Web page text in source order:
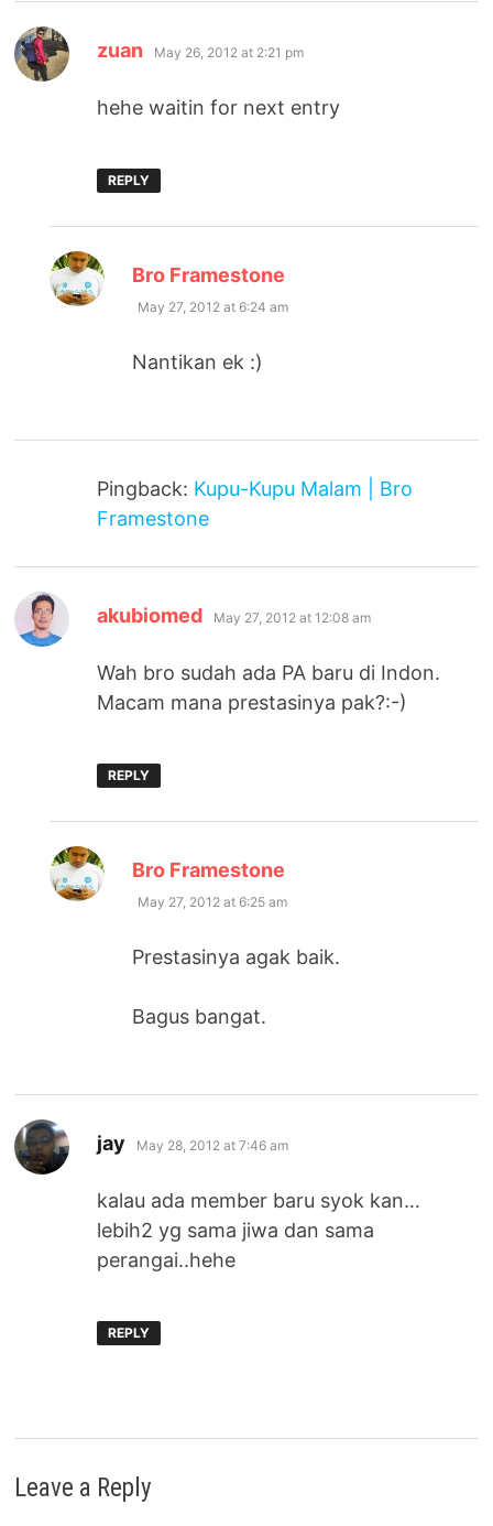
zuan says:
May 26, 2012 at 2:21 pm
hehe waitin for next entry
REPLY
Bro Framestone
May 27, 2012 at 6:24 am
Nantikan ek :)
Pingback: Kupu-Kupu Malam | Bro
Framestone
akubiomed says:
May 27, 2012 at 12:08 am
Wah bro sudah ada PA baru di Indon.
Macam mana prestasinya pak?:-)
REPLY
Bro Framestone
May 27, 2012 at 6:25 am
Prestasinya agak baik.
Bagus bangat.
jay says:
May 28, 2012 at 7:46 am
kalau ada member baru syok kan…
lebih2 yg sama jiwa dan sama
perangai..hehe
REPLY
Leave a Reply